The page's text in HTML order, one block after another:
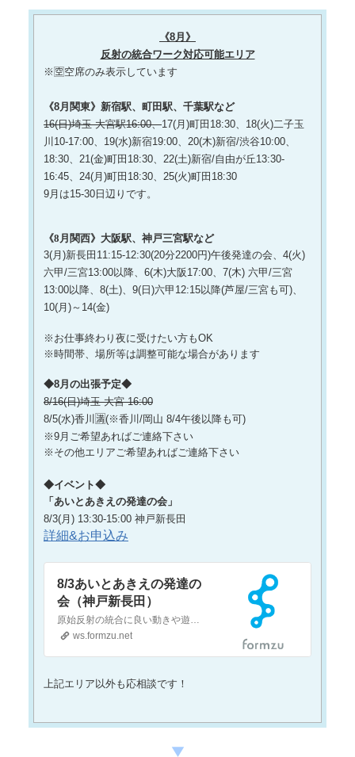
《8月》
反射の統合ワーク対応可能エリア
※🈳空席のみ表示しています
《8月関東》新宿駅、町田駅、千葉駅など
16(日)埼玉 大宮駅16:00、17(月)町田18:30、18(火)二子玉
川10-17:00、19(水)新宿19:00、20(木)新宿/渋谷10:00、
18:30、21(金)町田18:30、22(土)新宿/自由が丘13:30-
16:45、24(月)町田18:30、25(火)町田18:30
9月は15-30日辺りです。
《8月関西》大阪駅、神戸三宮駅など
3(月)新長田11:15-12:30(20分2200円)午後発達の会、4(火)
六甲/三宮13:00以降、6(木)大阪17:00、7(木) 六甲/三宮
13:00以降、8(土)、9(日)六甲12:15以降(芦屋/三宮も可)、
10(月)～14(金)
※お仕事終わり夜に受けたい方もOK
※時間帯、場所等は調整可能な場合があります
◆8月の出張予定◆
8/16(日)埼玉 大宮 16:00
8/5(水)香川🈵(※香川/岡山 8/4午後以降も可)
※9月ご希望あればご連絡下さい
※その他エリアご希望あればご連絡下さい
◆イベント◆
「あいとあきえの発達の会」
8/3(月) 13:30-15:00 神戸新長田
詳細&お申込み
8/3あいとあきえの発達の
会（神戸新長田）
原始反射の統合に良い動きや遊びをします。（ガイドはしますがレクチャーや指導はありません）みんなで思いきり動いて遊んで発達しましょう！【日時】2026年8月3日(月)13:30～15:00（終了後16時まで会場を開放します）【場所】神戸生活創造センター スタジオ神戸市長田区二葉町5-1-32 新長田合同庁舎1F【服装について】動きやすく、汚れても大丈夫なもの※…
ws.formzu.net
上記エリア以外も応相談です！